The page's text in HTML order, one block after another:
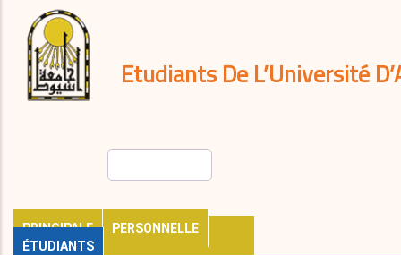
Etudiants De L’Université
PRINCIPALE
PERSONNELLE
ÉTUDIANTS
décisions
Expatriés
Journal